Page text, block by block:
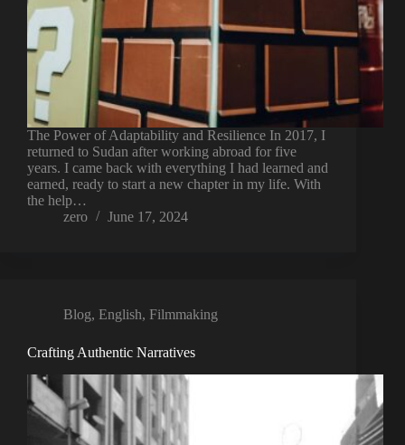
The Power of Adaptability and Resilience In 2017, I
returned to Sudan after working abroad for five
years. I came back with everything I had learned and
earned, ready to start a new chapter in my life. With
the help…
zero
June 17, 2024
Blog, English, Filmmaking
Crafting Authentic Narratives